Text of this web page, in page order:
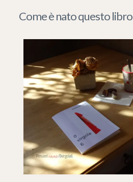
Come è nato questo libro